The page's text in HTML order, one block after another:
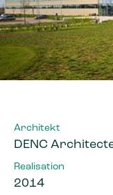
Architekt
DENC
Realisation
2014